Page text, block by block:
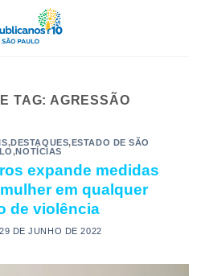
TAG: AGRESSÃO
,DESTAQUES,ESTADO DE SÃO
,NOTÍCIAS
expande medidas
em qualquer
de violência
29 DE JUNHO DE 2022